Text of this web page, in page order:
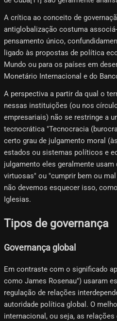
A crítica ao conceito de
antiglobalização costuma
pensamento único,
ligado às propostas de política
Mundo ou para os países em
Monetário Internacional e do
A perspectiva a partir da qual o
nessas instituições (ou nos
empresariais) não se restringe a
tecnocrática "Tecnocracia
certo grau de julgamento moral
estados ou sistemas políticos e
julgamento eles geralmente
virtuosas" ou "cumprir bem ou
não devemos esquecer isso,
Iglesias.
Tipos de governança
Governança global
Em contraste com o significado
como James Rosenau") usaram
regulação de relações
autoridade política global. O
internacional, ou seja, as